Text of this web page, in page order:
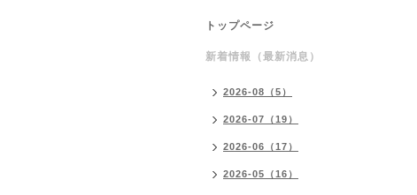
トップページ
新着情報（最新消息）
2026-08（5）
2026-07（19）
2026-06（17）
2026-05（16）